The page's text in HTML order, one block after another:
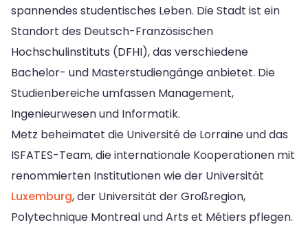
spannendes studentisches Leben. Die Stadt ist ein
Standort des Deutsch-Französischen
Hochschulinstituts (DFHI), das verschiedene
Bachelor- und Masterstudiengänge anbietet. Die
Studienbereiche umfassen Management,
Ingenieurwesen und Informatik.
Metz beheimatet die Université de Lorraine und das
ISFATES-Team, die internationale Kooperationen mit
renommierten Institutionen wie der Universität
Luxemburg, der Universität der Großregion,
Polytechnique Montreal und Arts et Métiers pflegen.